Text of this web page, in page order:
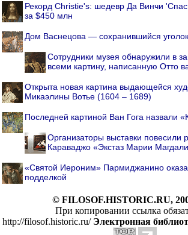
Рекорд Christie's: шедевр Да Винчи
за $450 млн
Дом Васнецова — сохранившийся
Cотрудники музея обнаружили в
всеми картину, написанную Отто
Открыта новая картина выдающейся
Микаэлины Вотье (1604 – 1689)
Последней картиной Ван Гога назвали
Организаторы выставки повесили
Караваджо «Экстаз Марии
«Святой Иероним» Пармиджанино
подделкой
© FILOSOF.HISTORIC.RU,
При копировании ссылка
http://filosof.historic.ru/ Электронная